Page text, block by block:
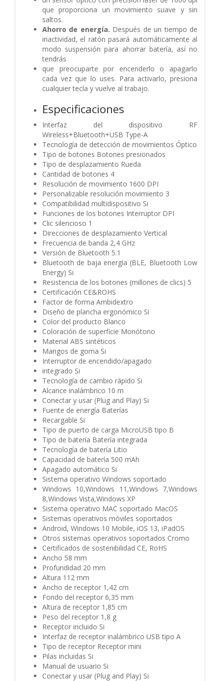
que proporciona un movimiento suave y sin
saltos.
Ahorro de energía. Después de un tiempo de
inactividad, el ratón pasará automáticamente al
modo suspensión para ahorrar batería, así no
tendrás
que preocuparte por encenderlo o apagarlo
cada vez que lo uses. Para activarlo, presiona
cualquier tecla y vuelve al trabajo.
Especificaciones
Interfaz del dispositivo RF
Wireless+Bluetooth+USB Type-A
Tecnología de detección de movimientos Óptico
Tipo de botones Botones presionados
Tipo de desplazamiento Rueda
Cantidad de botones 4
Resolución de movimiento 1600 DPI
Personalizable resolución movimiento 3
Compatibilidad multidispositivo Si
Funciones de los botones Interruptor DPI
Clic silencioso 1
Direcciones de desplazamiento Vertical
Frecuencia de banda 2,4 GHz
Versión de Bluetooth 5.1
Bluetooth de baja energía (BLE, Bluetooth Low
Energy) Si
Resistencia de los botones (millones de clics) 5
Certificación CE&ROHS
Factor de forma Ambidextro
Diseño de plancha ergonómico Si
Color del producto Blanco
Coloración de superficie Monótono
Material ABS sintéticos
Mangos de goma Si
Interruptor de encendido/apagado
integrado Si
Tecnología de cambio rápido Si
Alcance inalámbrico 10 m
Conectar y usar (Plug and Play) Si
Fuente de energía Baterías
Recargable Si
Tipo de puerto de carga MicroUSB tipo B
Tipo de batería Batería integrada
Tecnología de batería Litio
Capacidad de batería 500 mAh
Apagado automático Si
Sistema operativo Windows soportado
Windows 10,Windows 11,Windows 7,Windows
8,Windows Vista,Windows XP
Sistema operativo MAC soportado MacOS
Sistemas operativos móviles soportados
Android, Windows 10 Mobile, iOS 13, iPadOS
Otros sistemas operativos soportados Cromo
Certificados de sostenibilidad CE, RoHS
Ancho 58 mm
Profundidad 20 mm
Altura 112 mm
Ancho de receptor 1,42 cm
Fondo del receptor 6,35 mm
Altura de receptor 1,85 cm
Peso del receptor 1,8 g
Receptor incluido Si
Interfaz de receptor inalámbrico USB tipo A
Tipo de receptor Receptor mini
Pilas incluidas Si
Manual de usuario Si
Conectar y usar (Plug and Play) Si